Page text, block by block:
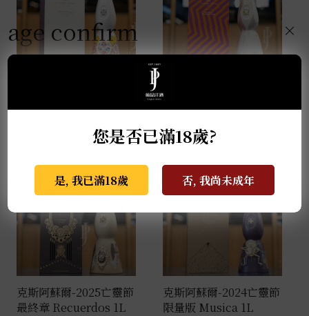
界盃限量版 1L
克斯阿蘇爾-2025亡靈節
最終章 Recuerdos 1L
克斯阿蘇爾-2024亡靈節
限量版 Musica 1L
age confirm
您是否已滿18歲?
是, 我已滿18歲 否, 我尚未成年
×